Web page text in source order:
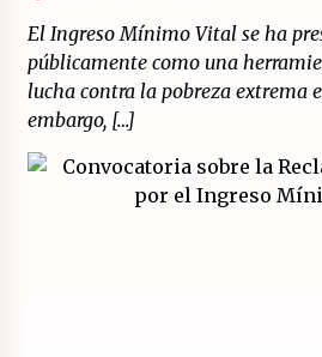
El Ingreso Mínimo Vital se ha
públicamente como una
lucha contra la pobreza extrema
embargo, […]